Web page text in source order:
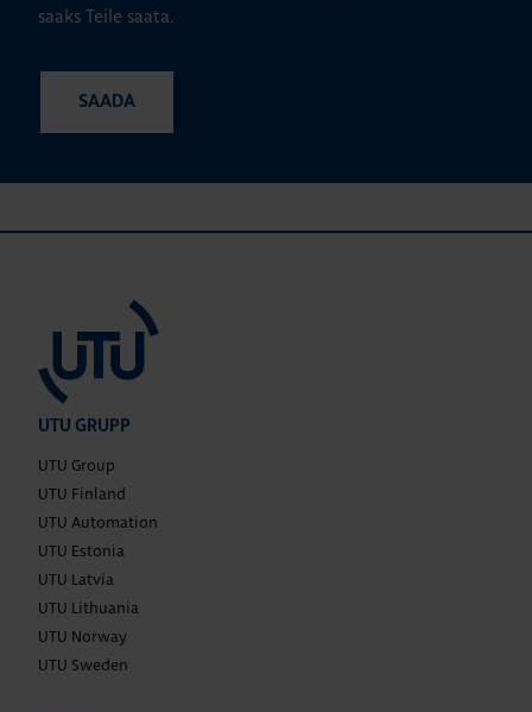
saaks Teile saata.
UTU GRUPP
UTU Group
UTU Finland
UTU Automation
UTU Estonia
UTU Latvia
UTU Lithuania
UTU Norway
UTU Sweden